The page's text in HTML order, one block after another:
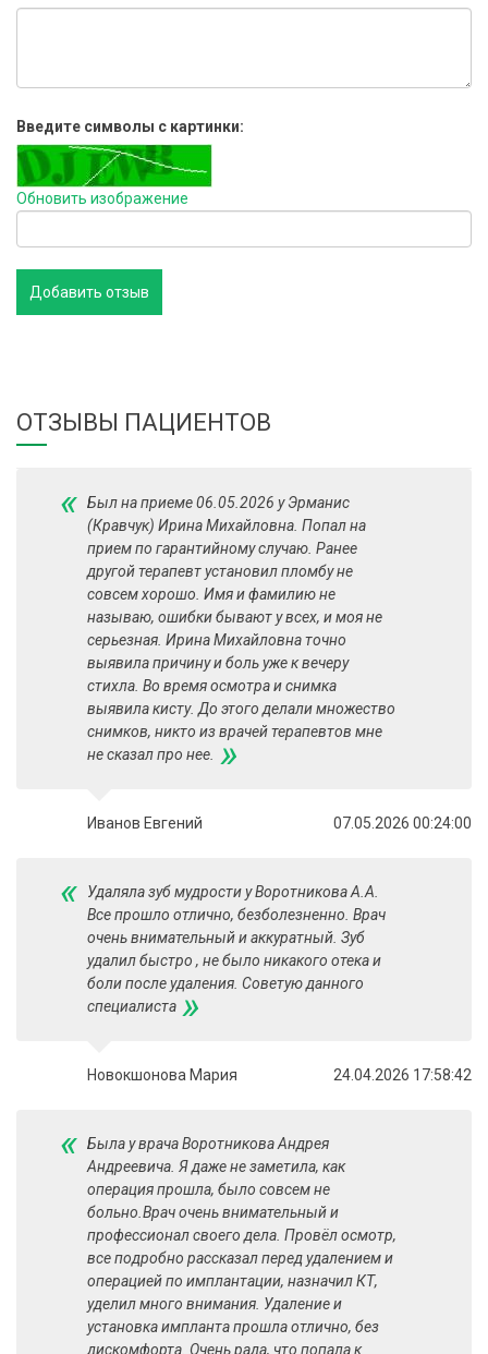
Введите символы с картинки:
Обновить изображение
Добавить отзыв
ОТЗЫВЫ ПАЦИЕНТОВ
« Был на приеме 06.05.2026 у Эрманис
(Кравчук) Ирина Михайловна. Попал на
прием по гарантийному случаю. Ранее
другой терапевт установил пломбу не
совсем хорошо. Имя и фамилию не
называю, ошибки бывают у всех, и моя не
серьезная. Ирина Михайловна точно
выявила причину и боль уже к вечеру
стихла. Во время осмотра и снимка
выявила кисту. До этого делали множество
снимков, никто из врачей терапевтов мне
не сказал про нее. »
Иванов Евгений 07.05.2026 00:24:00
«
Удаляла зуб мудрости у Воротникова А.А.
Все прошло отлично, безболезненно. Врач
очень внимательный и аккуратный. Зуб
удалил быстро , не было никакого отека и
боли после удаления. Советую данного
специалиста »
Новокшонова Мария 24.04.2026 17:58:42
« Была у врача Воротникова Андрея
Андреевича. Я даже не заметила, как
операция прошла, было совсем не
больно.Врач очень внимательный и
профессионал своего дела. Провёл осмотр,
все подробно рассказал перед удалением и
операцией по имплантации, назначил КТ,
уделил много внимания. Удаление и
установка импланта прошла отлично, без
дискомфорта. Очень рада, что попала к